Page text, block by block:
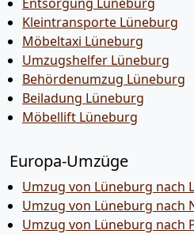
Kleintransporte Lüneburg
Möbeltaxi Lüneburg
Umzugshelfer Lüneburg
Behördenumzug Lüneburg
Beiladung Lüneburg
Möbellift Lüneburg
Europa-Umzüge
Umzug von Lüneburg nach
Umzug von Lüneburg nach
Umzug von Lüneburg nach